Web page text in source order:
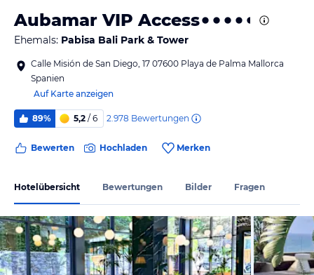
Aubamar VIP Access
Ehemals: Pabisa Bali Park & Tower
Calle Misión de San Diego, 17 07600 Playa de Palma Mallorca
Spanien
Auf Karte anzeigen
89% 5,2 / 6 2.978 Bewertungen
Bewerten Hochladen Merken
Hotelübersicht Bewertungen Bilder Fragen